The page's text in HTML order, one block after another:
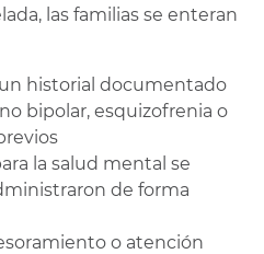
las familias se enteran
historial documentado
bipolar, esquizofrenia o
la salud mental se
de forma
o atención